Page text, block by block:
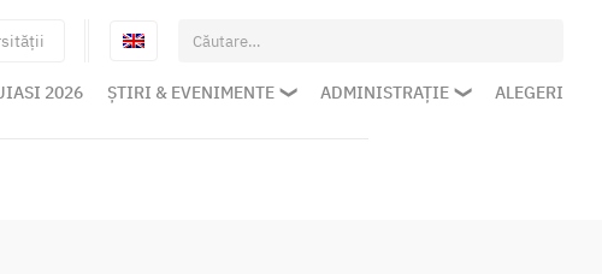
Caută
după:
2026 ȘTIRI & EVENIMENTE ADMINISTRAȚIE ALEGERI